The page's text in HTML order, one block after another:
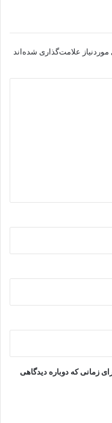
علامت‌گذاری شده‌اند
زمانی که دوباره دیدگاهی